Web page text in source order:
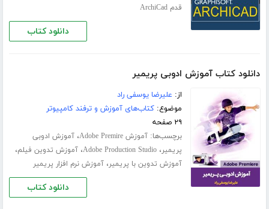
قدم ArchiCad
دانلود کتاب
دانلود کتاب آموزش ادوبی پریمیر
از: علیرضا یوسفی راد
موضوع:کتاب‌های آموزش و ترفند کامپیوتر
۲۹ صفحه
برچسب‌ها:آموزش Adobe Premire ،آموزش ادوبی
پریمیر،Adobe Production Studio،آموزش تدوین فیلم،
آموزش تدوین با پریمیر،آموزش نرم افزار پریمیر
دانلود کتاب